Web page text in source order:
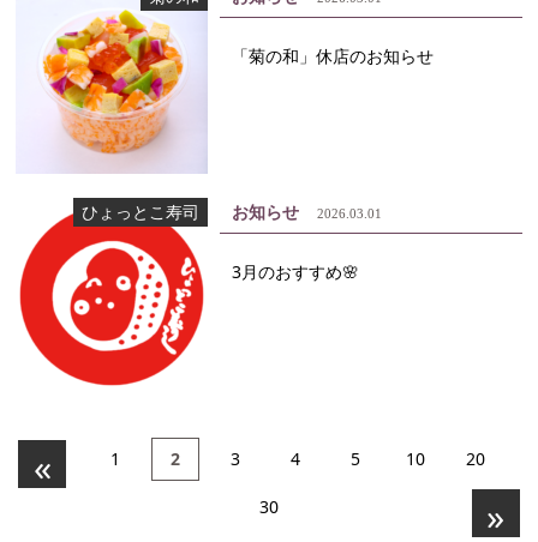
「菊の和」休店のお知らせ
ひょっとこ寿司 お知らせ 2026.03.01
3月のおすすめ🌸
« 1 2 3 4 5 10 20
30 »